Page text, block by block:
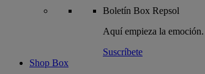
Boletín Box Repsol
Aquí empieza la emoción.
Suscríbete
Shop Box